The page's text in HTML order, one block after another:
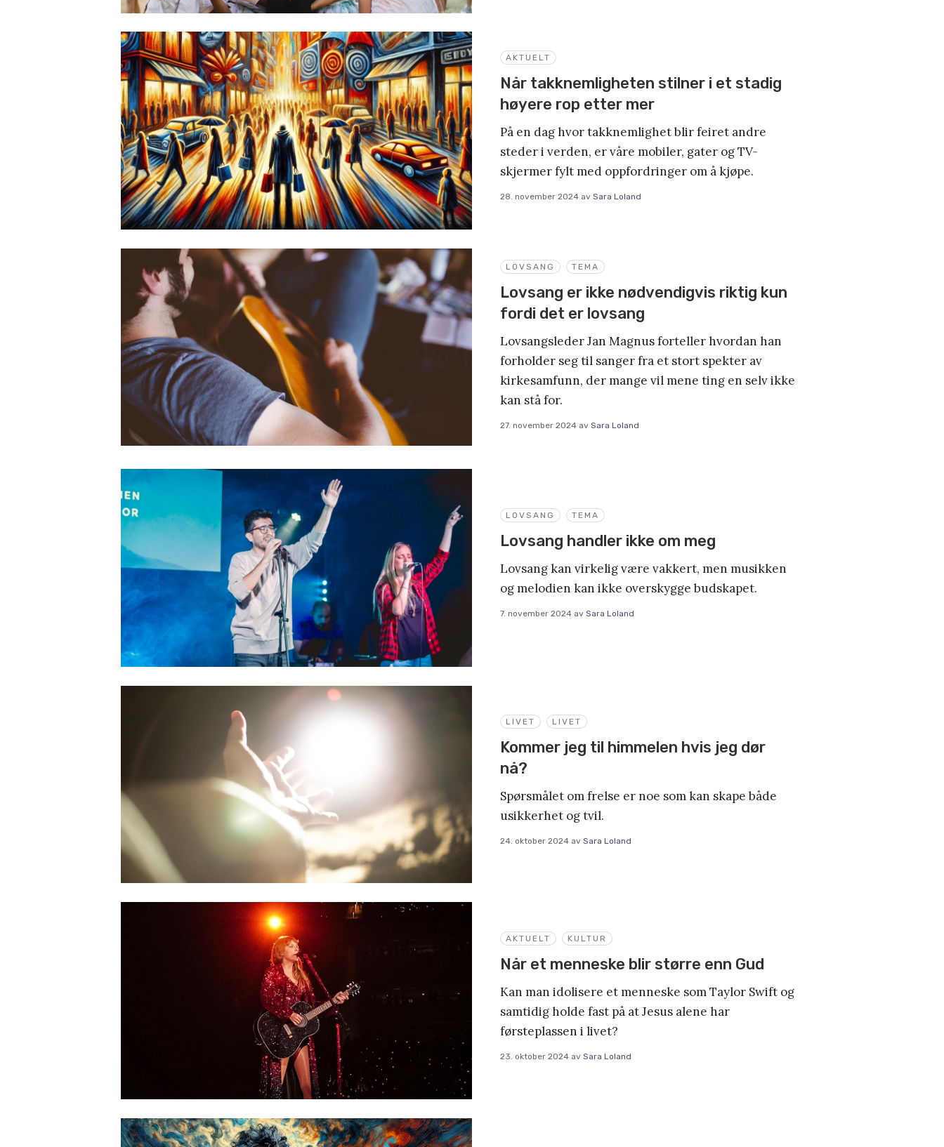
AKTUELT
Når takknemligheten stilner i et stadig
høyere rop etter mer
På en dag hvor takknemlighet blir feiret andre
steder i verden, er våre mobiler, gater og TV-
skjermer fylt med oppfordringer om å kjøpe.
28. november 2024 av Sara Loland
LOVSANG TEMA
Lovsang er ikke nødvendigvis riktig kun
fordi det er lovsang
Lovsangsleder Jan Magnus forteller hvordan han
forholder seg til sanger fra et stort spekter av
kirkesamfunn, der mange vil mene ting en selv ikke
kan stå for.
27. november 2024 av Sara Loland
LOVSANG TEMA
Lovsang handler ikke om meg
Lovsang kan virkelig være vakkert, men musikken
og melodien kan ikke overskygge budskapet.
7. november 2024 av Sara Loland
LIVET LIVET
Kommer jeg til himmelen hvis jeg dør
nå?
Spørsmålet om frelse er noe som kan skape både
usikkerhet og tvil.
24. oktober 2024 av Sara Loland
AKTUELT KULTUR
Når et menneske blir større enn Gud
Kan man idolisere et menneske som Taylor Swift og
samtidig holde fast på at Jesus alene har
førsteplassen i livet?
23. oktober 2024 av Sara Loland